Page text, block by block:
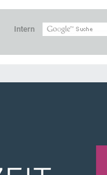
Intern